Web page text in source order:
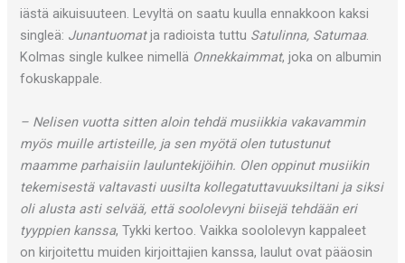
iästä aikuisuuteen. Levyltä on saatu kuulla ennakkoon kaksi
singleä: Junantuomatja radioista tuttu Satulinna, Satumaa.
Kolmas single kulkee nimellä Onnekkaimmat, joka on albumin
fokuskappale.
– Nelisen vuotta sitten aloin tehdä musiikkia vakavammin
myös muille artisteille, ja sen myötä olen tutustunut
maamme parhaisiin lauluntekijöihin. Olen oppinut musiikin
tekemisestä valtavasti uusilta kollegatuttavuuksiltani ja siksi
oli alusta asti selvää, että soololevyni biisejä tehdään eri
tyyppien kanssa, Tykki kertoo. Vaikka soololevyn kappaleet
on kirjoitettu muiden kirjoittajien kanssa, laulut ovat pääosin